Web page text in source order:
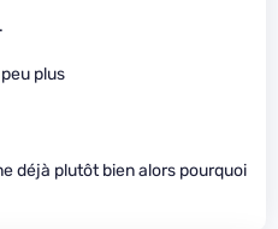
plus
déjà plutôt bien alors pourquoi